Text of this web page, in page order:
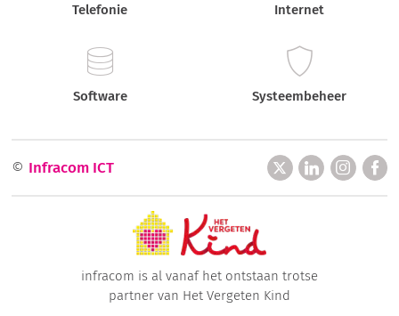
Telefonie Internet
Software Systeembeheer
© Infracom ICT
infracom is al vanaf het ontstaan trotse
partner van Het Vergeten Kind